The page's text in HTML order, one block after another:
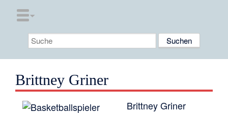
Brittney Griner
Brittney Griner